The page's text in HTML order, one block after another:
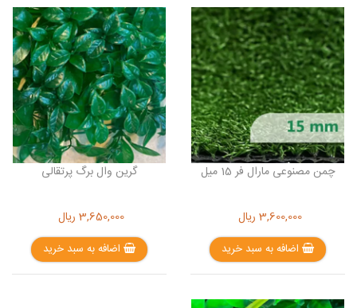
چمن مصنوعی مارال فر 15 میل
3,600,000 ریال
اضافه به سبد خرید
گرین وال برگ پرتقالی
3,650,000 ریال
اضافه به سبد خرید